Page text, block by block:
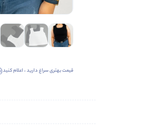
قیمت بهتری سراغ دارید ، اعلام کنید